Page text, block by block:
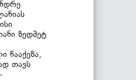
ზედმეტ
წააქეზა,
თავს